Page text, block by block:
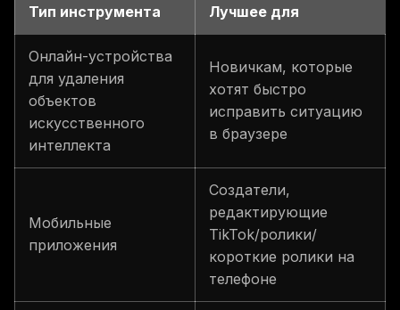
Тип инструмента Лучшее для
Онлайн-устройства
для удаления
объектов
искусственного
интеллекта
Новичкам, которые
хотят быстро
исправить ситуацию
в браузере
Мобильные
приложения
Создатели,
редактирующие
TikTok/ролики/
короткие ролики на
телефоне